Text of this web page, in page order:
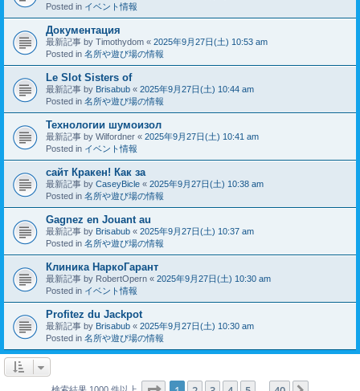
Posted in イベント情報
Документация
最新記事 by Timothydom « 2025年9月27日(土) 10:53 am
Posted in 名所や遊び場の情報
Le Slot Sisters of
最新記事 by Brisabub « 2025年9月27日(土) 10:44 am
Posted in 名所や遊び場の情報
Технологии шумоизол
最新記事 by Wilfordner « 2025年9月27日(土) 10:41 am
Posted in イベント情報
сайт Кракен! Как за
最新記事 by CaseyBicle « 2025年9月27日(土) 10:38 am
Posted in 名所や遊び場の情報
Gagnez en Jouant au
最新記事 by Brisabub « 2025年9月27日(土) 10:37 am
Posted in 名所や遊び場の情報
Клиника НаркоГарант
最新記事 by RobertOpern « 2025年9月27日(土) 10:30 am
Posted in イベント情報
Profitez du Jackpot
最新記事 by Brisabub « 2025年9月27日(土) 10:30 am
Posted in 名所や遊び場の情報
検索結果 1000 件以上